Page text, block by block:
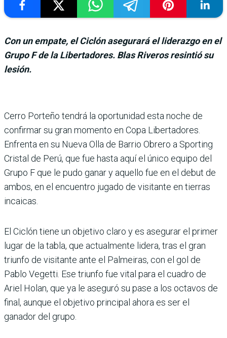
Con un empate, el Ciclón asegurará el liderazgo en el
Grupo F de la Libertadores. Blas Riveros resintió su
lesión.
Cerro Porteño tendrá la oportunidad esta noche de
confirmar su gran momento en Copa Libertadores.
Enfrenta en su Nueva Olla de Barrio Obrero a Sporting
Cristal de Perú, que fue hasta aquí el único equipo del
Grupo F que le pudo ganar y aquello fue en el debut de
ambos, en el encuen­tro jugado de visitante en tie­rras
incaicas.
El Ciclón tiene un objetivo claro y es asegurar el primer
lugar de la tabla, que actual­mente lidera, tras el gran
triunfo de visitante ante el Palmeiras, con el gol de
Pablo Vegetti. Ese triunfo fue vital para el cuadro de
Ariel Holan, que ya le aseguró su pase a los octavos de
final, aunque el objetivo principal ahora es ser el
ganador del grupo.